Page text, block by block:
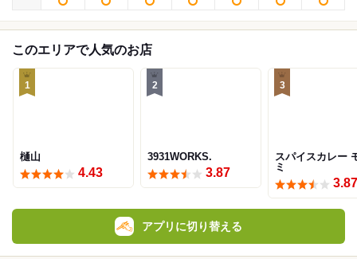
このエリアで人気のお店
1
樋山
4.43
2
3931WORKS.
3.87
3
スパイスカレー
ミ
3.87
アプリに切り替える